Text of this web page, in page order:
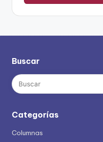
Buscar
Categorías
Columnas